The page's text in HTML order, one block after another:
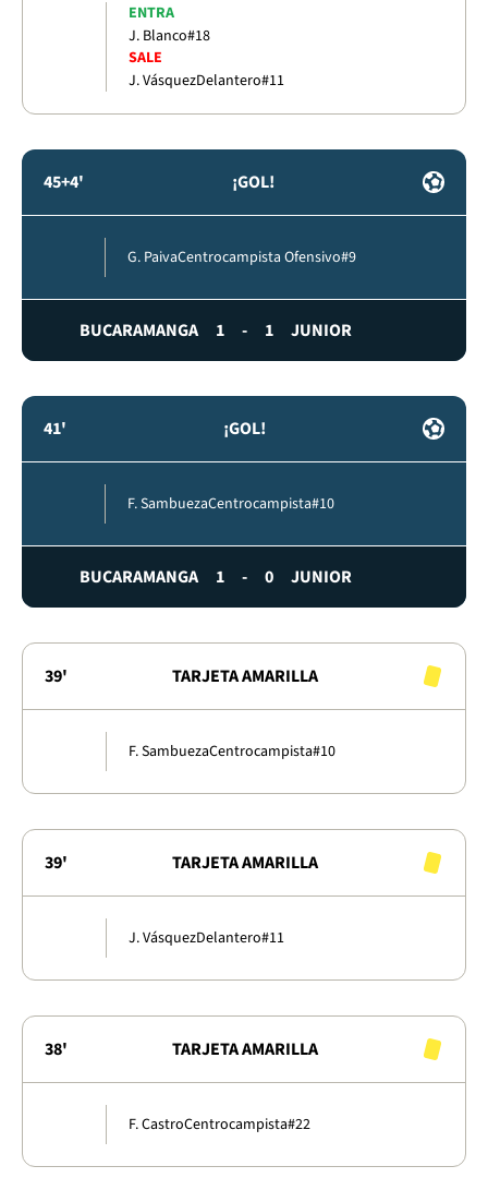
ENTRA
J. Blanco#18
SALE
J. VásquezDelantero#11
45+4' ¡GOL!
G. PaivaCentrocampista Ofensivo#9
BUCARAMANGA 1 - 1 JUNIOR
41' ¡GOL!
F. SambuezaCentrocampista#10
BUCARAMANGA 1 - 0 JUNIOR
39' TARJETA AMARILLA
F. SambuezaCentrocampista#10
39' TARJETA AMARILLA
J. VásquezDelantero#11
38' TARJETA AMARILLA
F. CastroCentrocampista#22